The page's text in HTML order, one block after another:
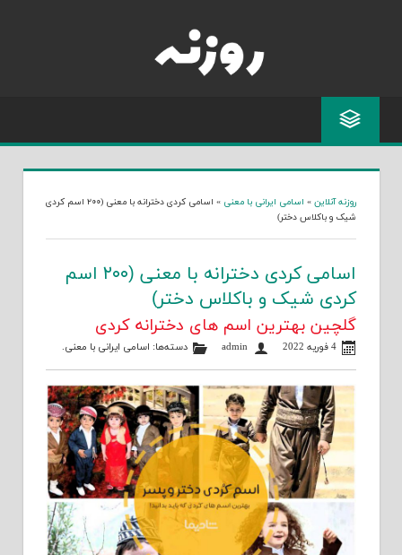
روزنه آنلاین » اسامی ایرانی با معنی »
اسامی کردی دخترانه با معنی (۲۰۰ اسم کردی
شیک و باکلاس دختر)
اسامی کردی دخترانه با معنی (۲۰۰ اسم
کردی شیک و باکلاس دختر)
گلچین بهترین اسم های دخترانه کردی
4 فوریه 2022 دسته‌ها: اسامی ایرانی با معنی.